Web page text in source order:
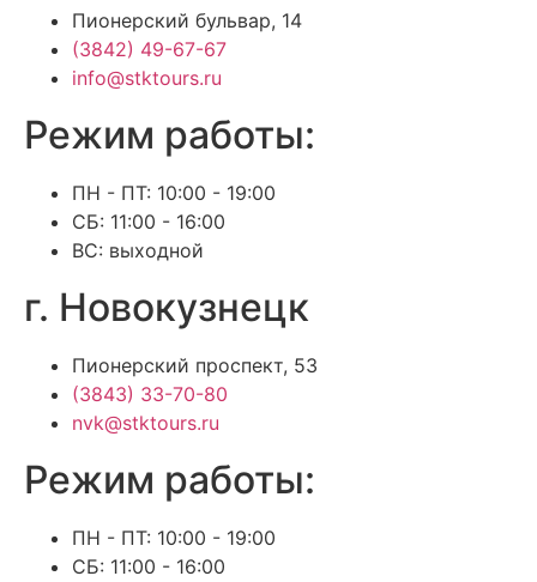
Пионерский бульвар, 14
(3842) 49-67-67
info@stktours.ru
Режим работы:
ПН - ПТ: 10:00 - 19:00
СБ: 11:00 - 16:00
ВС: выходной
г. Новокузнецк
Пионерский проспект, 53
(3843) 33-70-80
nvk@stktours.ru
Режим работы:
ПН - ПТ: 10:00 - 19:00
СБ: 11:00 - 16:00